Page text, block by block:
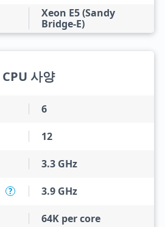
Xeon E5 (Sandy
Bridge-E)
CPU 사양
6
12
3.3 GHz
? 3.9 GHz
64K per core